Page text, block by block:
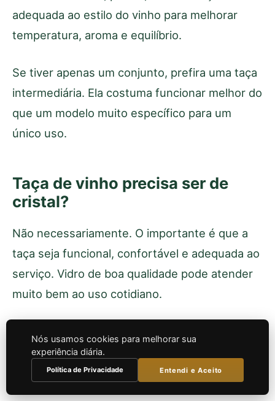
adequada ao estilo do vinho para melhorar
temperatura, aroma e equilíbrio.
Se tiver apenas um conjunto, prefira uma taça
intermediária. Ela costuma funcionar melhor do
que um modelo muito específico para um
único uso.
Taça de vinho precisa ser de
cristal?
Não necessariamente. O importante é que a
taça seja funcional, confortável e adequada ao
serviço. Vidro de boa qualidade pode atender
muito bem ao uso cotidiano.
delicadeza, mas exige mais cuidado no
manuseio e na limpeza.
Nós usamos cookies para melhorar sua
experiência diária.
Política de Privacidade Entendi e Aceito